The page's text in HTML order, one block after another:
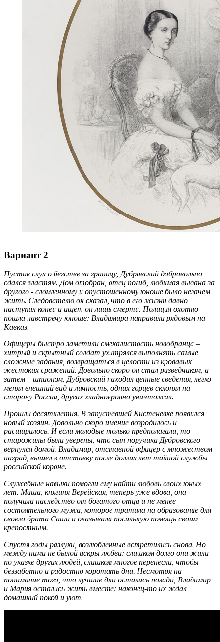
Вариант 2
Пустив слух о бегстве за границу, Дубровский добровольно
сдался властям. Дом отобран, отец погиб, любимая выдана за
другого - сломленному и опустошенному юноше было незачем
жить. Следователю он сказал, что в его жизни давно
наступил конец и ищет он лишь смерти. Полиция охотно
пошла навстречу юноше: Владимира направили рядовым на
Кавказ.
Офицеры быстро заметили смекалистость новобранца –
хитрый и скрытный солдат ухитрялся выполнять самые
сложные задания, возвращаться в целости из кровавых
жестоких сражений. Довольно скоро он стал разведчиком, а
затем – шпионом. Дубровский находил ценные сведения, легко
менял внешний вид и личность, одних горцев склонял на
сторону России, других хладнокровно уничтожал.
Прошли десятилетия. В запустевшей Кистеневке появился
новый хозяин. Довольно скоро имение возродилось и
расширилось. И если молодые только предполагали, то
старожилы были уверены, что сын поручика Дубровского
вернулся домой. Владимир, отставной офицер с множеством
наград, вышел в отставку после долгих лет тайной службы
российской короне.
Служебные навыки помогли ему найти любовь своих юных
лет. Маша, княгиня Верейская, теперь уже вдова, она
получила наследство от богатого отца и не менее
состоятельного мужа, которое тратила на образование для
своего брата Саши и оказывала посильную помощь своим
крепостным.
Спустя годы разлуки, возлюбленные встретились снова. Но
между ними не былой искры любви: слишком долго они жили
по указке других людей, слишком многое перенесли, чтобы
беззаботно и радостно коротать дни. Несмотря на
понимание того, что лучшие дни остались позади, Владимир
и Мария остались жить вместе: наконец-то их ждал
домашний покой и уют.